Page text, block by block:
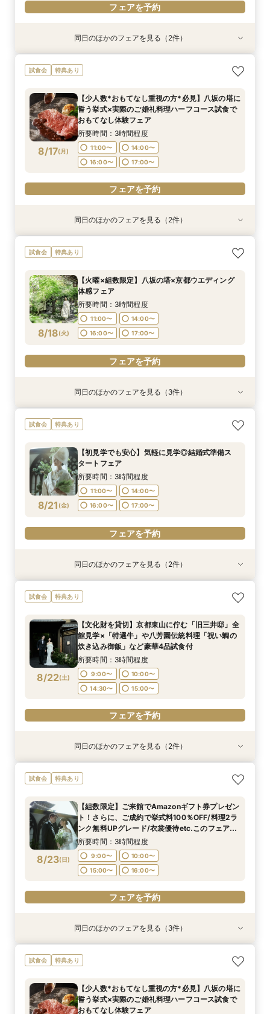
フェアを予約
特典あり
8/16(日)
【少人数*おもてなし重視の方*必見】6名～
OK！少人数婚相談会◆八坂の塔に誓う挙式会場
おもてなし体験フェア
所要時間：3時間程度
9:00〜
10:00〜
14:30〜
15:00〜
フェアを予約
特典あり
8/16(日)
【初見学でも安心】気軽に見学◎結婚式準備ス
タートフェア
9:00〜
10:00〜
14:30〜
15:00〜
フェアを予約
同日のほかのフェアを見る（2件）
試食会 特典あり
8/17(月)
【少人数*おもてなし重視の方*必見】八坂の塔に
誓う挙式×実際のご婚礼料理ハーフコース試食で
おもてなし体験フェア
所要時間：3時間程度
11:00〜
14:00〜
16:00〜
17:00〜
フェアを予約
特典あり
8/17(月)
【初見学でも安心】気軽に見学◎結婚式準備ス
タートフェア
11:00〜
16:00〜
17:00〜
フェアを予約
特典あり
8/17(月)
【組数限定】ご来館でAmazonギフト券プレゼン
ト！さらに、ご成約で挙式料100％OFF/料理2ラ
定の特典付リニューアル記念フェア◎
所要時間：3時間程度
16:00〜
17:00〜
フェアを予約
同日のほかのフェアを見る（2件）
試食会 特典あり
8/18(火)
【火曜×組数限定】八坂の塔×京都ウエディング
体感フェア
所要時間：3時間程度
11:00〜
14:00〜
16:00〜
17:00〜
フェアを予約
特典あり
8/18(火)
【初見学でも安心】気軽に見学◎結婚式準備ス
タートフェア
11:00〜
16:00〜
17:00〜
フェアを予約
特典あり
8/18(火)
【組数限定】ご来館でAmazonギフト券プレゼン
ト！さらに、ご成約で挙式料100％OFF/料理2ラ
定の特典付リニューアル記念フェア◎
所要時間：3時間程度
16:00〜
17:00〜
フェアを予約
特典あり
8/18(火)
【少人数*おもてなし重視の方*必見】八坂の塔に
誓う挙式×実際のご婚礼料理ハーフコース試食で
所要時間：3時間程度
16:00〜
17:00〜
フェアを予約
同日のほかのフェアを見る（3件）
試食会 特典あり
8/21 (金)
【初見学でも安心】気軽に見学◎結婚式準備ス
タートフェア
所要時間：3時間程度
11:00〜
14:00〜
16:00〜
17:00〜
フェアを予約
特典あり
8/21 (金 )
【組数限定】ご来館でAmazonギフト券プレゼン
ト！さらに、ご成約で挙式料100％OFF/料理2ラ
定の特典付リニューアル記念フェア◎
所要時間：3時間程度
11:00〜
14:00〜
16:00〜
17:00〜
フェアを予約
特典あり
8/21 (金 )
【少人数*おもてなし重視の方*必見】八坂の塔に
誓う挙式×実際のご婚礼料理ハーフコース試食で
所要時間：3時間程度
11:00〜
14:00〜
16:00〜
17:00〜
フェアを予約
同日のほかのフェアを見る（2件）
試食会 特典あり
8/22(土)
【文化財を貸切】京都東山に佇む「旧三井邸」全
館見学×「特選牛」や八芳園伝統料理「祝い鯛の
炊き込み御飯」など豪華4品試食付
所要時間：3時間程度
9:00〜
10:00〜
14:30〜
15:00〜
フェアを予約
特典あり
8/22(土)
【初見学でも安心】気軽に見学◎結婚式準備ス
タートフェア
9:00〜
10:00〜
14:30〜
15:00〜
フェアを予約
特典あり
8/22(土)
【少人数*おもてなし重視の方*必見】八坂の塔に
誓う挙式×実際のご婚礼料理ハーフコース試食で
所要時間：3時間程度
9:00〜
10:00〜
14:30〜
15:00〜
フェアを予約
同日のほかのフェアを見る（2件）
試食会 特典あり
8/23(日)
【組数限定】ご来館でAmazonギフト券プレゼン
ト！さらに、ご成約で挙式料100％OFF/料理2ラ
ンク無料UPグレード/衣裳優待etc.このフェア限
定の特典付リニューアル記念フェア◎
所要時間：3時間程度
9:00〜
10:00〜
15:00〜
16:00〜
フェアを予約
特典あり
8/23(日)
【初見学でも安心】気軽に見学◎結婚式準備ス
タートフェア
9:00〜
10:00〜
15:00〜
16:00〜
特典あり
8/23(日)
【少人数*おもてなし重視の方*必見】6名～
OK！少人数婚相談会◆八坂の塔に誓う挙式会場
おもてなし体験フェア
所要時間：3時間程度
9:00〜 10:00〜
特典あり
8/23(日)
【当館人気No.1】おもてなし重視の方にオススメ
◎「特選牛背肉のロティ―」や八芳園伝統料理
フェア
所要時間：3時間程度
9:00〜 10:00〜
同日のほかのフェアを見る（3件）
試食会 特典あり
【少人数*おもてなし重視の方*必見】八坂の塔に
誓う挙式×実際のご婚礼料理ハーフコース試食で
おもてなし体験フェア